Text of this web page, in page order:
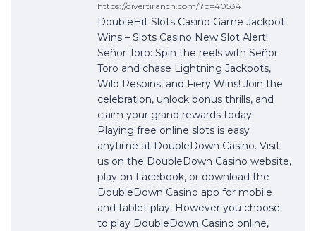
https://divertiranch.com/?p=40534
DoubleHit Slots Casino Game Jackpot
Wins – Slots Casino New Slot Alert!
Señor Toro: Spin the reels with Señor
Toro and chase Lightning Jackpots,
Wild Respins, and Fiery Wins! Join the
celebration, unlock bonus thrills, and
claim your grand rewards today!
Playing free online slots is easy
anytime at DoubleDown Casino. Visit
us on the DoubleDown Casino website,
play on Facebook, or download the
DoubleDown Casino app for mobile
and tablet play. However you choose
to play DoubleDown Casino online,